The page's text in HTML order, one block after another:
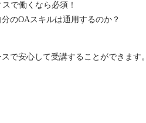
で働くなら必須！
のOAスキルは通用するのか？
で安心して受講することができます。